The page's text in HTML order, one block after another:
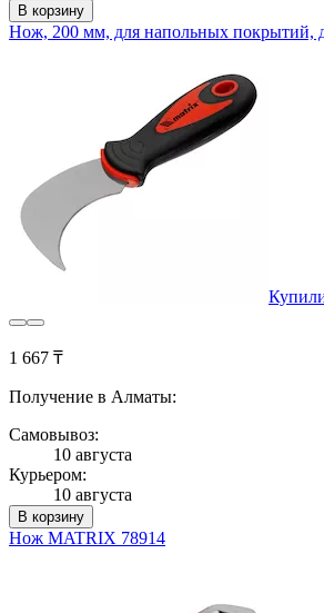
В корзину
Нож, 200 мм, для напольных покрытий,
1 667 ₸
Получение в Алматы:
Самовывоз:
10 августа
Курьером:
10 августа
В корзину
Нож MATRIX 78914